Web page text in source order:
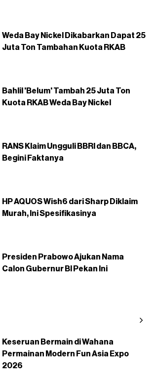
Weda Bay Nickel Dikabarkan Dapat 25
Juta Ton Tambahan Kuota RKAB
Bahlil 'Belum' Tambah 25 Juta Ton
Kuota RKAB Weda Bay Nickel
RANS Klaim Ungguli BBRI dan BBCA,
Begini Faktanya
HP AQUOS Wish6 dari Sharp Diklaim
Murah, Ini Spesifikasinya
Presiden Prabowo Ajukan Nama
Calon Gubernur BI Pekan Ini
Keseruan Bermain di Wahana
Permainan Modern Fun Asia Expo
2026